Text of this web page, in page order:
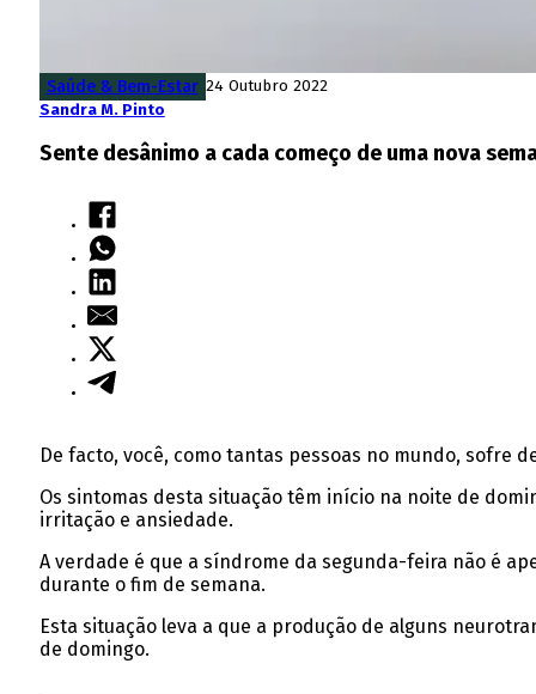
Saúde & Bem-Estar 24 Outubro 2022
Sandra M. Pinto
Sente desânimo a cada começo de uma nova
De facto, você, como tantas pessoas no mundo, sofre
Os sintomas desta situação têm início na noite de
irritação e ansiedade.
A verdade é que a síndrome da segunda-feira não é
durante o fim de semana.
Esta situação leva a que a produção de alguns
de domingo.